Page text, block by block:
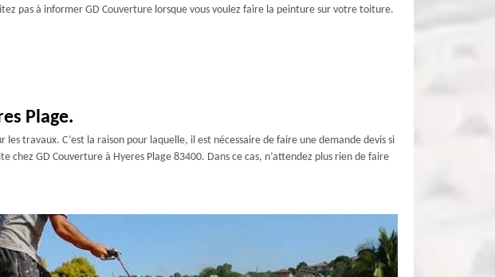
pas à informer GD Couverture lorsque vous voulez faire la peinture sur votre toiture.
Plage.
travaux. C’est la raison pour laquelle, il est nécessaire de faire une demande devis si
GD Couverture à Hyeres Plage 83400. Dans ce cas, n’attendez plus rien de faire